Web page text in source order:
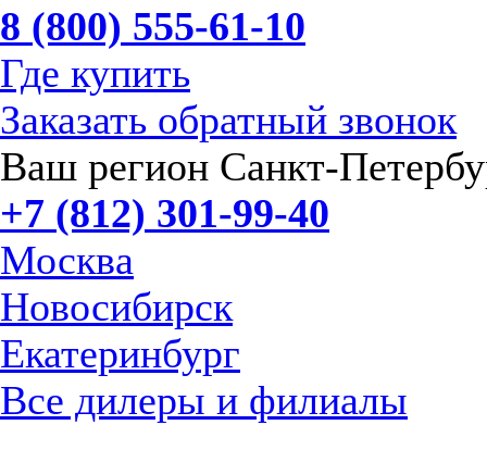
8 (800) 555-61-10
Где купить
Заказать обратный звонок
Ваш регион Санкт-
+7 (812) 301-99-40
Москва
Новосибирск
Екатеринбург
Все дилеры и филиалы